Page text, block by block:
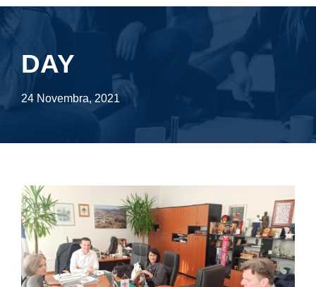
DAY
24 Novembra, 2021